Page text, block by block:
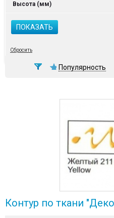
Высота (мм)
ПОКАЗАТЬ
Сбросить
Популярность
Контур по ткани